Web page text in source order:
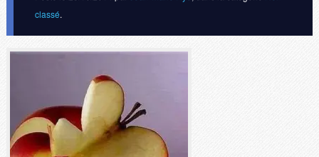
classé.